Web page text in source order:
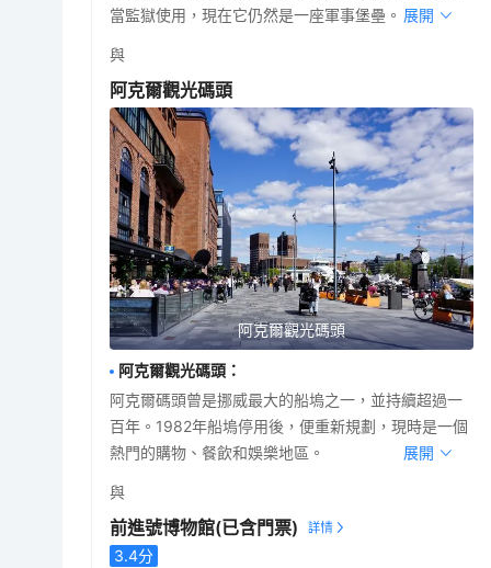
當監獄使用，現在它仍然是一座軍事堡壘。 展開
與
阿克爾觀光碼頭
阿克爾觀光碼頭
阿克爾觀光碼頭 ：
阿克爾碼頭曾是挪威最大的船塢之一，並持續超過一
百年。1982年船塢停用後，便重新規劃，現時是一個
熱門的購物、餐飲和娛樂地區。
展開
與
前進號博物館(已含門票)
3.4分